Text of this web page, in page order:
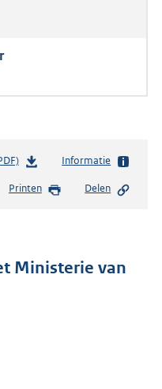
b
s
d
Informatie
Printen Delen
Ministerie van